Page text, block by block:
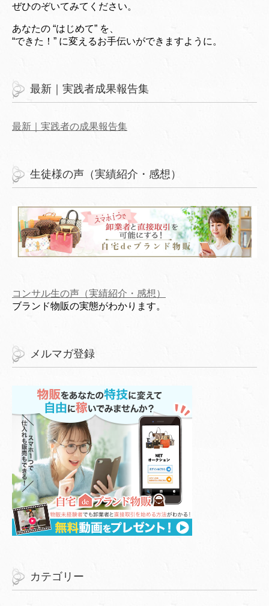
ぜひのぞいてみてください。
あなたの “はじめて” を、
“できた！” に変えるお手伝いができますように。
最新｜実践者成果報告集
最新｜実践者の成果報告集
生徒様の声（実績紹介・感想）
コンサル生の声（実績紹介・感想）
ブランド物販の実態がわかります。
メルマガ登録
カテゴリー